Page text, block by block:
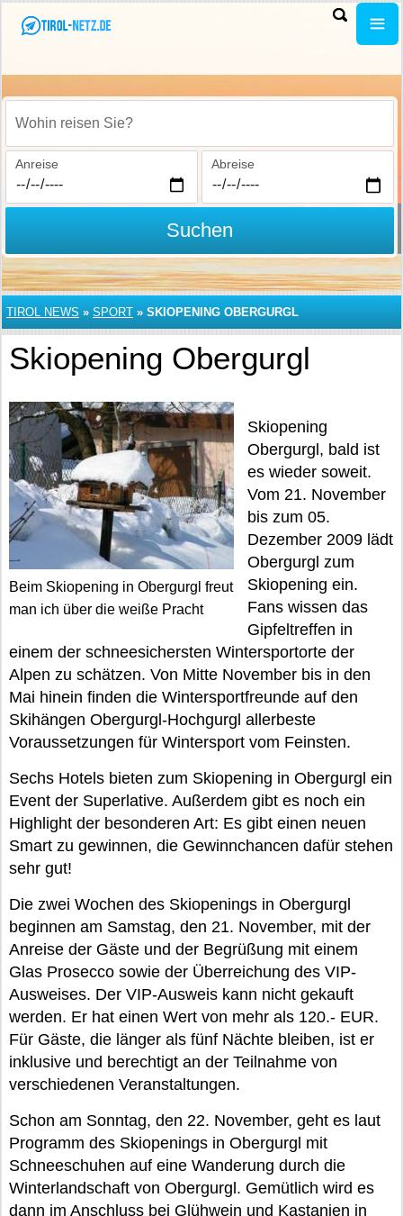
Wohin reisen Sie?
Anreise Abreise
Suchen
TIROL NEWS » SPORT » SKIOPENING OBERGURGL
Skiopening Obergurgl
Beim Skiopening in Obergurgl freut
man ich über die weiße Pracht
Skiopening
Obergurgl, bald ist
es wieder soweit.
Vom 21. November
bis zum 05.
Dezember 2009 lädt
Obergurgl zum
Skiopening ein.
Fans wissen das
Gipfeltreffen in
einem der schneesichersten Wintersportorte der
Alpen zu schätzen. Von Mitte November bis in den
Mai hinein finden die Wintersportfreunde auf den
Skihängen Obergurgl-Hochgurgl allerbeste
Voraussetzungen für Wintersport vom Feinsten.
Sechs Hotels bieten zum Skiopening in Obergurgl ein
Event der Superlative. Außerdem gibt es noch ein
Highlight der besonderen Art: Es gibt einen neuen
Smart zu gewinnen, die Gewinnchancen dafür stehen
sehr gut!
Die zwei Wochen des Skiopenings in Obergurgl
beginnen am Samstag, den 21. November, mit der
Anreise der Gäste und der Begrüßung mit einem
Glas Prosecco sowie der Überreichung des VIP-
Ausweises. Der VIP-Ausweis kann nicht gekauft
werden. Er hat einen Wert von mehr als 120.- EUR.
Für Gäste, die länger als fünf Nächte bleiben, ist er
inklusive und berechtigt an der Teilnahme von
verschiedenen Veranstaltungen.
Schon am Sonntag, den 22. November, geht es laut
Programm des Skiopenings in Obergurgl mit
Schneeschuhen auf eine Wanderung durch die
Winterlandschaft von Obergurgl. Gemütlich wird es
dann im Anschluss bei Glühwein und Kastanien in